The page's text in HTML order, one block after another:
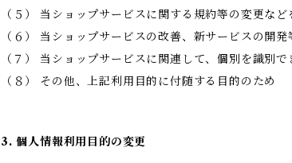
（５） 当ショップサービスに関する規約等の変更など
（６） 当ショップサービスの改善、新サービスの開
（７） 当ショップサービスに関連して、個別を識別
（８） その他、上記利用目的に付随する目的のため
3. 個人情報利用目的の変更